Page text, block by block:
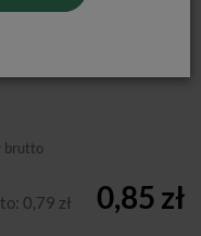
brutto
0,79 zł 0,85 zł